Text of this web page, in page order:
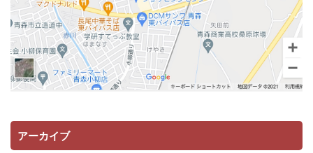
アーカイブ